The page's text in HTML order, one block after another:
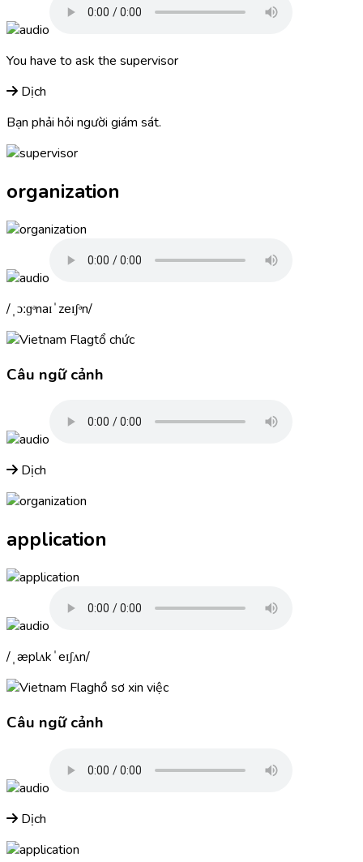
You have to ask the supervisor
Dịch
Bạn phải hỏi người giám sát.
organization
ˌɔːɡᵊnaɪˈzeɪʃᵊn
tổ chức
Câu ngữ cảnh
Dịch
application
ˌæplʌkˈeɪʃʌn
hồ sơ xin việc
Câu ngữ cảnh
Dịch